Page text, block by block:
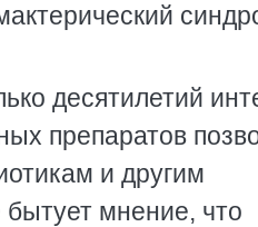
десятилетий
препаратов
и другим
мнение, что